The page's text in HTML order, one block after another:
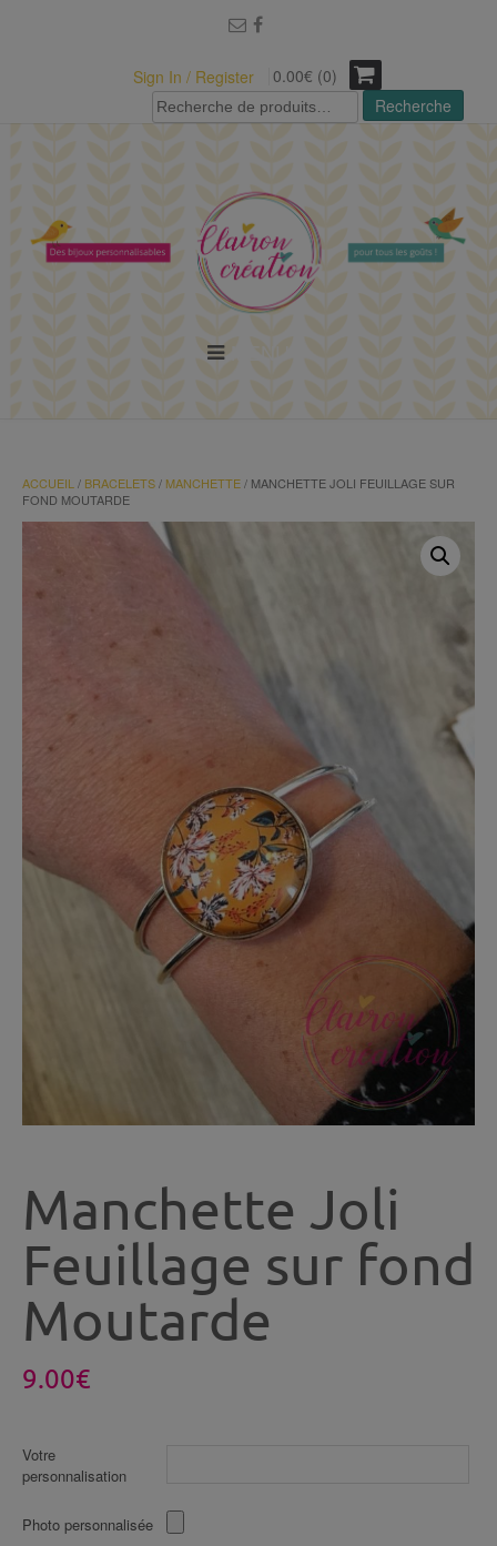
Sign In / Register
0.00€ (0)
Recherche
pour :
Recherche
ACCUEIL / BRACELETS/ MANCHETTE/ MANCHETTE JOLI FEUILLAGE SUR
FOND MOUTARDE
Manchette Joli
Feuillage sur fond
Moutarde
9.00€
Votre
personnalisation
Photo personnalisée